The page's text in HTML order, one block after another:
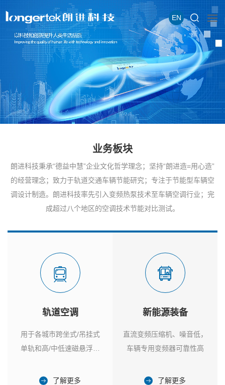
EN
业务板块
朗进科技秉承“德益中慧”企业文化哲学理念；坚持“朗进造=用心造”
的经营理念；致力于轨道交通车辆节能研究；专注于节能型车辆空
调设计制造。朗进科技率先引入变频热泵技术至车辆空调行业；完
成超过八个地区的空调技术节能对比测试。
轨道空调
用于各城市跨坐式/吊挂式
单轨和高/中低速磁悬浮列
了解更多
新能源装备
直流变频压缩机、噪音低，
车辆专用变频器可靠性高
了解更多